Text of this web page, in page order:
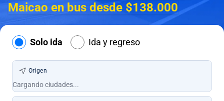
Maicao en bus desde $138.000
Solo ida Ida y regreso
Origen